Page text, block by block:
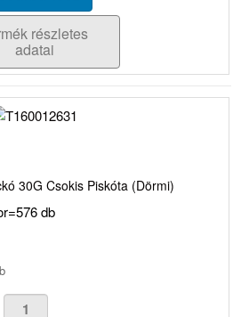
részletes
adatai
30G Csokis Piskóta (Dörmi)
db